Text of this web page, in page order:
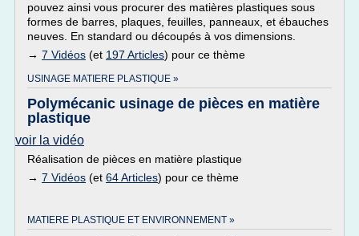
pouvez ainsi vous procurer des matières plastiques sous
formes de barres, plaques, feuilles, panneaux, et ébauches
neuves. En standard ou découpés à vos dimensions.
→ 7 Vidéos (et 197 Articles) pour ce thème
USINAGE MATIERE PLASTIQUE »
Polymécanic usinage de pièces en matière
plastique
voir la vidéo
Réalisation de pièces en matière plastique
→ 7 Vidéos (et 64 Articles) pour ce thème
MATIERE PLASTIQUE ET ENVIRONNEMENT »